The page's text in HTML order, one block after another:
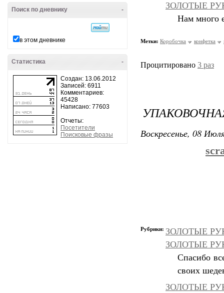
-
Поиск по дневнику
в этом дневнике
-
Статистика
Создан: 13.06.2012
Записей: 6911
Комментариев:
45428
Написано: 77603
Отчеты:
Посетители
Поисковые фразы
ЗОЛОТЫЕ
Нам много
Метки: Коробочка конфетка
Процитировано 3 раз
Воскресенье, 08
Рубрики: ЗОЛОТЫЕ
ЗОЛОТЫЕ
Спасибо
своих
ЗОЛОТЫЕ